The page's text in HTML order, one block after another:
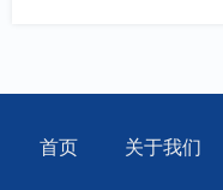
首页 关于我们